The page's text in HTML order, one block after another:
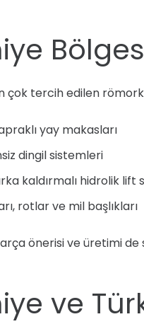
çok tercih edilen römork
yay makasları
dingil sistemleri
kaldırmalı hidrolik lift
rotlar ve mil başlıkları
önerisi ve üretimi de
ve